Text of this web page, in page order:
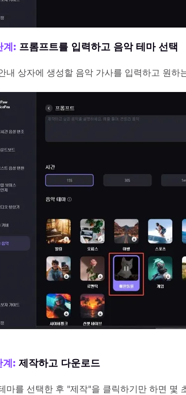
계: 프롬프트를 입력하고 음악 테마 선택
내 상자에 생성할 음악 가사를 입력하고 원하
계: 제작하고 다운로드
마를 선택한 후 "제작"을 클릭하기만 하면 몇